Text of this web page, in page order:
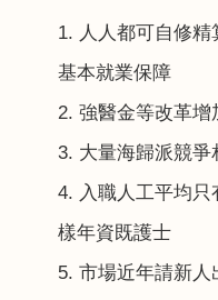
1. 人人都可自修
基本就業保障
2. 強醫金等改革增
3. 大量海歸派競爭
4. 入職人工平均只
樣年資既護士
5. 市場近年請新人